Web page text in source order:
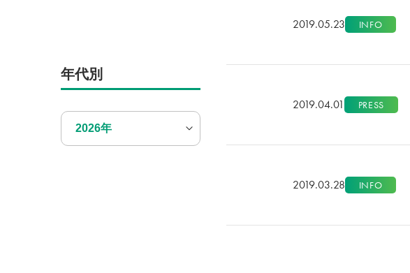
年代別
2026年
2019.05.23 INFO
2019.04.01 PRESS
2019.03.28 INFO